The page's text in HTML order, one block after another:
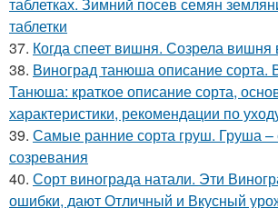
таблетки
37. Когда спеет вишня. Созрела вишня
38. Виноград танюша описание сорта.
Танюша: краткое описание сорта,
характеристики, рекомендации по
39. Самые ранние сорта груш. Груша –
созревания
40. Сорт винограда натали. Эти
ошибки, дают Отличный и Вкусный